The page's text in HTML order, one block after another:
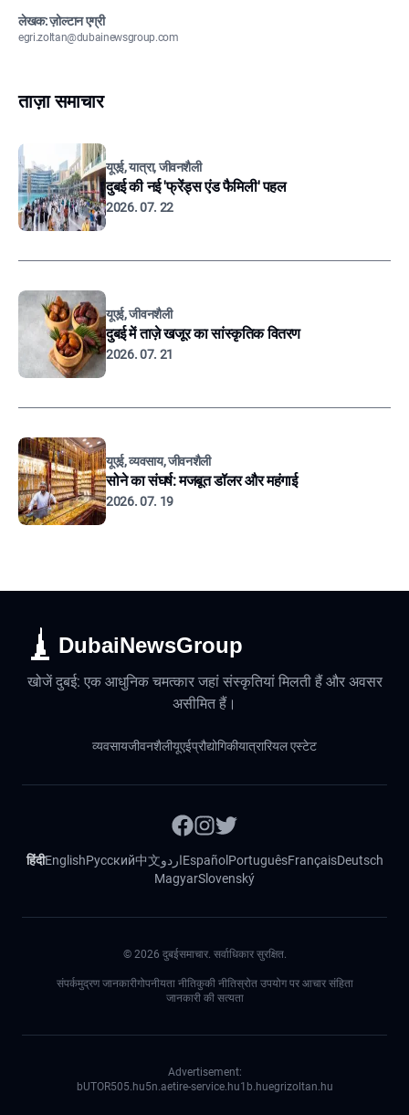
लेखक: ज़ोल्टान एग्री
egri.zoltan@dubainewsgroup.com
ताज़ा समाचार
यूएई, यात्रा, जीवनशैली
दुबई की नई 'फ्रेंड्स एंड फैमिली' पहल
2026. 07. 22
यूएई, जीवनशैली
दुबई में ताज़े खजूर का सांस्कृतिक वितरण
2026. 07. 21
यूएई, व्यवसाय, जीवनशैली
सोने का संघर्ष: मजबूत डॉलर और महंगाई
2026. 07. 19
DubaiNewsGroup
खोजें दुबई: एक आधुनिक चमत्कार जहां संस्कृतियां मिलती हैं और अवसर
असीमित हैं।
व्यवसायजीवनशैलीयूएईप्रौद्योगिकीयात्रारियल एस्टेट
हिंदीEnglishРусский中文اردوEspañol PortuguêsFrançaisDeutsch
MagyarSlovenský
© 2026 दुबईसमाचार. सर्वाधिकार सुरक्षित.
संपर्कमुद्रण जानकारीगोपनीयता नीतिकुकी नीतिस्रोत उपयोग पर आचार संहिता
जानकारी की सत्यता
Advertisement:
bUTOR505.hu5n.aetire-service.hu1b.huegrizoltan.hu